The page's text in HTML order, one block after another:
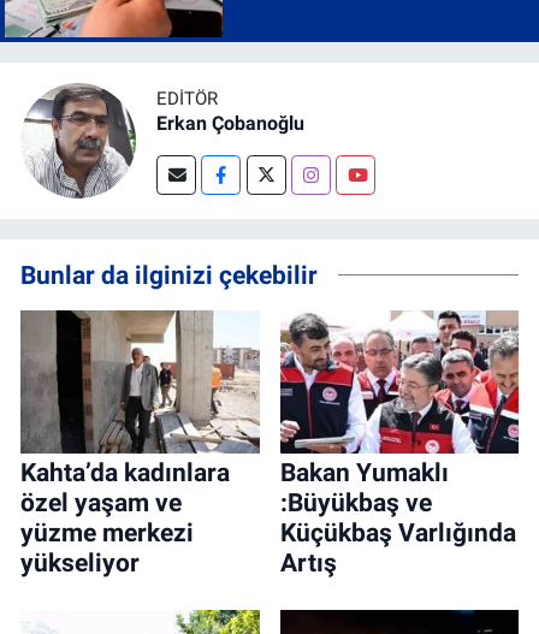
EDITÖR
Erkan Çobanoğlu
Bunlar da ilginizi çekebilir
Kahta’da kadınlara
özel yaşam ve
yüzme merkezi
yükseliyor
Bakan Yumaklı
:Büyükbaş ve
Küçükbaş Varlığında
Artış